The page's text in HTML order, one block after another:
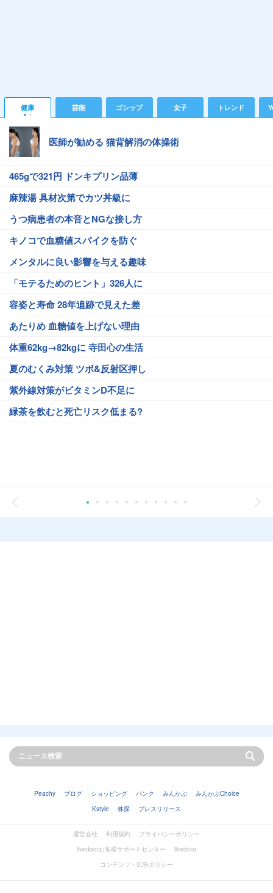
健康 芸能 ゴシップ 女子 トレンド
医師が勧める 猫背解消の体操術
465gで321円 ドンキプリン品薄
麻辣湯 具材次第でカツ丼級に
うつ病患者の本音とNGな接し方
キノコで血糖値スパイクを防ぐ
メンタルに良い影響を与える趣味
「モテるためのヒント」326人に
容姿と寿命 28年追跡で見えた差
あたりめ 血糖値を上げない理由
体重62kg→82kgに 寺田心の生活
夏のむくみ対策 ツボ&反射区押し
紫外線対策がビタミンD不足に
緑茶を飲むと死亡リスク低まる?
Peachy ブログ ショッピング バンク みんかぶ
みんかぶChoice
Kstyle
株探 プレスリリース
運営会社 利用規約
プライバシーポリシー
livedoorお客様サポートセンター
livedoor
コンテンツ・広告ポリシー